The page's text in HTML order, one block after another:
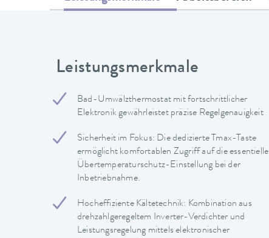
Leistungsmerkmale
Bad-Umwälzthermostat mit fortschrittlicher
Elektronik gewährleistet präzise Regelgenauigkeit
Sicherheit im Fokus: Die dedizierte Tmax-Taste
ermöglicht komfortablen Zugriff auf die essentielle
Übertemperaturschutz-Einstellung bei der
Inbetriebnahme.
Hocheffiziente Kältetechnik: Kombination aus
drehzahlgeregeltem Inverter-Verdichter und
Leistungsregelung mittels elektronischer